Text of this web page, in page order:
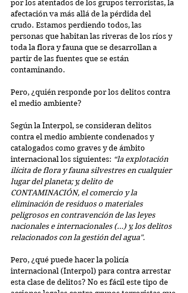
por los atentados de los grupos terroristas, la
afectación va más allá de la pérdida del
crudo. Estamos perdiendo todos, las
personas que habitan las riveras de los ríos y
toda la flora y fauna que se desarrollan a
partir de las fuentes que se están
contaminando.
Pero, ¿quién responde por los delitos contra
el medio ambiente?
Según la Interpol, se consideran delitos
contra el medio ambiente condenados y
catalogados como graves y de ámbito
internacional los siguientes: “la explotación
ilícita de flora y fauna silvestres en cualquier
lugar del planeta; y, delito de
CONTAMINACIÓN, el comercio y la
eliminación de residuos o materiales
peligrosos en contravención de las leyes
nacionales e internacionales (…) y, los delitos
relacionados con la gestión del agua".
Pero, ¿qué puede hacer la policía
internacional (Interpol) para contra arrestar
esta clase de delitos? No es fácil este tipo de